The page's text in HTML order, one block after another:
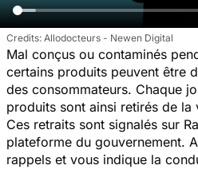
Allodocteurs - Newen Digital
Mal conçus ou contaminés
certains produits peuvent être
des consommateurs. Chaque
produits sont ainsi retirés de la
Ces retraits sont signalés sur
plateforme du gouvernement.
rappels et vous indique la